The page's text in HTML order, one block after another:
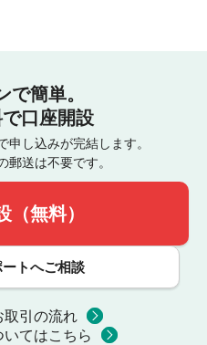
で簡単。
口座開設
し込みが完結します。
郵送は不要です。
（無料）
トへご相談
取引の流れ
てはこちら